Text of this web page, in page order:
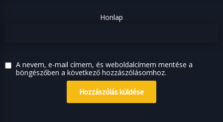
Honlap
A nevem, e-mail címem, és weboldalcímem mentése a
böngészőben a következő hozzászólásomhoz.